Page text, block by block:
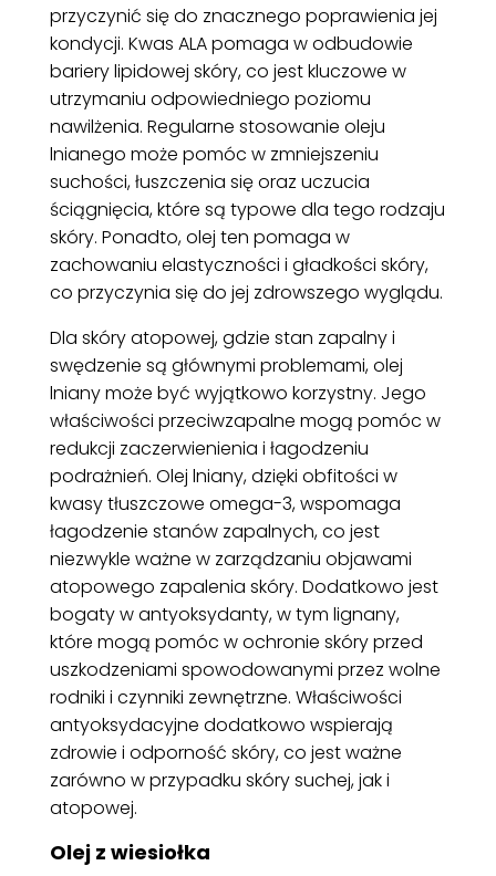
przyczynić się do znacznego poprawienia jej
kondycji. Kwas ALA pomaga w odbudowie
bariery lipidowej skóry, co jest kluczowe w
utrzymaniu odpowiedniego poziomu
nawilżenia. Regularne stosowanie oleju
lnianego może pomóc w zmniejszeniu
suchości, łuszczenia się oraz uczucia
ściągnięcia, które są typowe dla tego rodzaju
skóry. Ponadto, olej ten pomaga w
zachowaniu elastyczności i gładkości skóry,
co przyczynia się do jej zdrowszego wyglądu.
Dla skóry atopowej, gdzie stan zapalny i
swędzenie są głównymi problemami, olej
lniany może być wyjątkowo korzystny. Jego
właściwości przeciwzapalne mogą pomóc w
redukcji zaczerwienienia i łagodzeniu
podrażnień. Olej lniany, dzięki obfitości w
kwasy tłuszczowe omega-3, wspomaga
łagodzenie stanów zapalnych, co jest
niezwykle ważne w zarządzaniu objawami
atopowego zapalenia skóry. Dodatkowo jest
bogaty w antyoksydanty, w tym lignany,
które mogą pomóc w ochronie skóry przed
uszkodzeniami spowodowanymi przez wolne
rodniki i czynniki zewnętrzne. Właściwości
antyoksydacyjne dodatkowo wspierają
zdrowie i odporność skóry, co jest ważne
zarówno w przypadku skóry suchej, jak i
atopowej.
Olej z wiesiołka